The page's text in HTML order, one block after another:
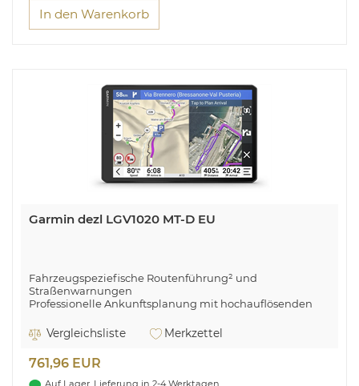
In den Warenkorb
Garmin dezl LGV1020 MT-D EU
Fahrzeugspeziefische Routenführung² und
Straßenwarnungen
Professionelle Ankunftsplanung mit hochauflösenden
Bewertungen von anderen Fahrenden aus der dézl-
Community
Bedingungen
Anzeige von Routen, die bei anderen Fahrenden beliebt
Vergleichsliste Merkzettel
761,96 EUR
Auf Lager, Lieferung in 2-4 Werktagen